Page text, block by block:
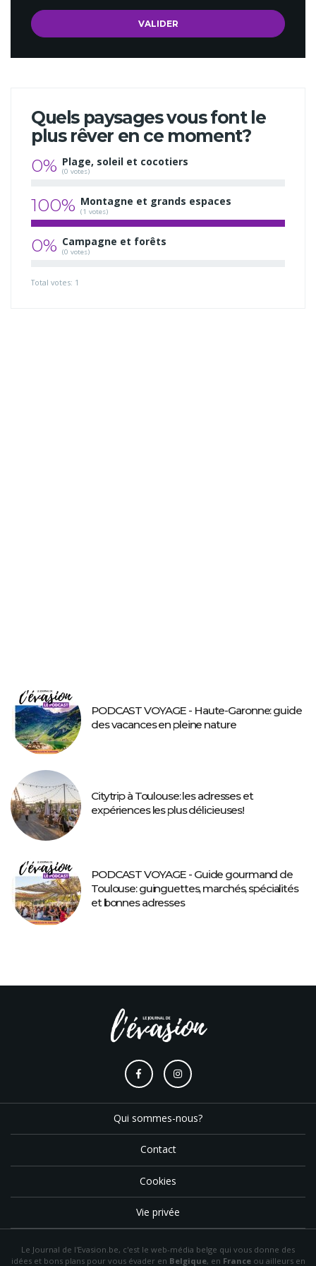
Quels paysages vous font le
plus rêver en ce moment?
0% Plage, soleil et cocotiers
(0 votes)
100% Montagne et grands espaces
(1 votes)
0% Campagne et forêts
(0 votes)
Total votes: 1
PODCAST VOYAGE - Haute-Garonne: guide
des vacances en pleine nature
Citytrip à Toulouse: les adresses et
expériences les plus délicieuses!
PODCAST VOYAGE - Guide gourmand de
Toulouse: guinguettes, marchés, spécialités
et bonnes adresses
Qui sommes-nous?
Contact
Cookies
Vie privée
Le Journal de l'Evasion.be, c'est le web-média belge qui vous donne des
idées et bons plans pour vous évader en Belgique, en Franceou ailleurs en